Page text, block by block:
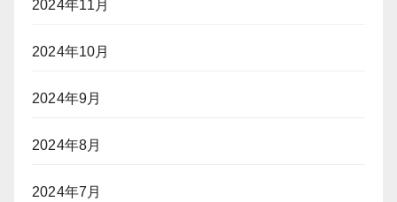
2024年11月
2024年10月
2024年9月
2024年8月
2024年7月